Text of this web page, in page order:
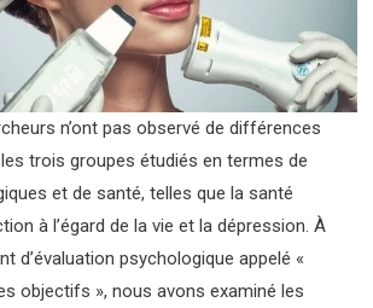
n’ont pas observé de différences
trois groupes étudiés en termes de
et de santé, telles que la santé
à l’égard de la vie et la dépression. À
d’évaluation psychologique appelé «
objectifs », nous avons examiné les